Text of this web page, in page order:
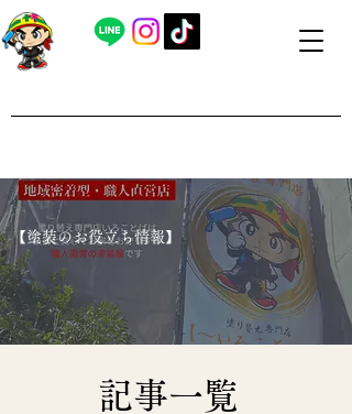
​【塗装のお役立ち情報】
​記事一覧